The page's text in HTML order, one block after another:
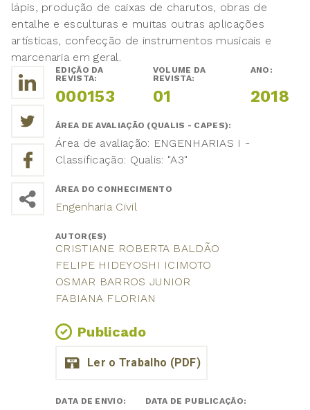
lápis, produção de caixas de charutos, obras de
entalhe e esculturas e muitas outras aplicações
artísticas, confecção de instrumentos musicais e
marcenaria em geral.
EDIÇÃO DA
REVISTA:
000153
VOLUME DA
REVISTA:
01
ANO:
2018
ÁREA DE AVALIAÇÃO (QUALIS - CAPES):
Área de avaliação: ENGENHARIAS I -
Classificação: Qualis: "A3"
ÁREA DO CONHECIMENTO
Engenharia Civil
AUTOR(ES)
CRISTIANE ROBERTA BALDÃO
FELIPE HIDEYOSHI ICIMOTO
OSMAR BARROS JUNIOR
FABIANA FLORIAN
Publicado
DATA DE ENVIO: DATA DE PUBLICAÇÃO: